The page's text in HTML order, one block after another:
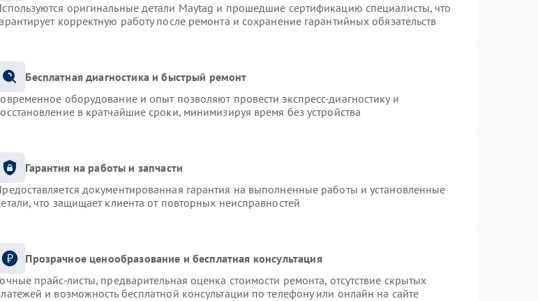
оригинальные детали Maytag и прошедшие сертификацию специалисты, что
корректную работу после ремонта и сохранение гарантийных обязательств
Бесплатная диагностика и быстрый ремонт
оборудование и опыт позволяют провести экспресс-диагностику и
в кратчайшие сроки, минимизируя время без устройства
Гарантия на работы и запчасти
документированная гарантия на выполненные работы и установленные
что защищает клиента от повторных неисправностей
Прозрачное ценообразование и бесплатная консультация
прайс-листы, предварительная оценка стоимости ремонта, отсутствие скрытых
и возможность бесплатной консультации по телефону или онлайн на сайте